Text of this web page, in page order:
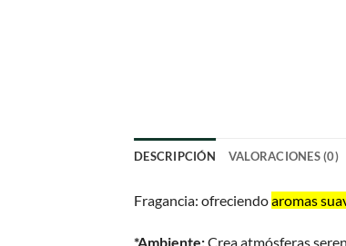
DESCRIPCIÓN VALORACIONES (0)
Fragancia: ofreciendoaromas
*Ambiente:Crea atmósferas